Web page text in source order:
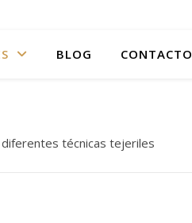
BLOG CONTACTO
diferentes técnicas tejeriles